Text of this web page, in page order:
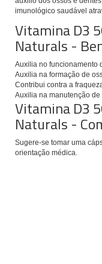
imunológico saudável
Vitamina D3
Naturals -
Auxilia no funcionamento
Auxilia na formação de
Contribui contra a
Auxilia na manutenção
Vitamina D3
Naturals -
Sugere-se tomar uma
orientação médica.